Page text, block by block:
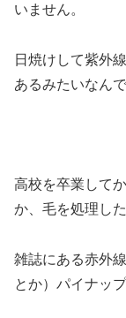
いません。
日焼けして紫外
あるみたいなん
高校を卒業して
か、毛を処理し
雑誌にある赤外
とか）パイナッ